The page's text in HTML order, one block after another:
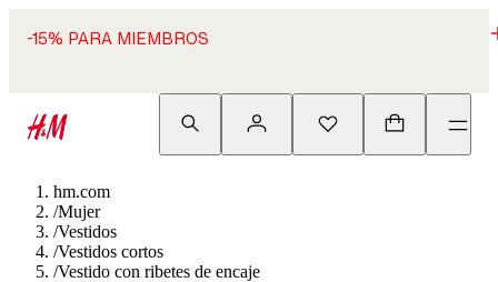
-15% PARA MIEMBROS
hm.com
/Mujer
/Vestidos
/Vestidos cortos
/Vestido con ribetes de encaje